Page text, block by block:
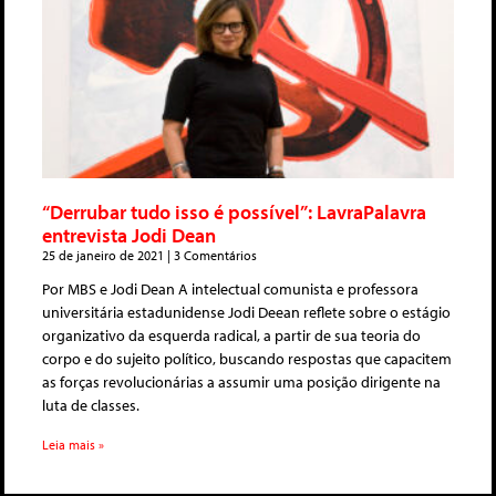
“Derrubar tudo isso é possível”: LavraPalavra
entrevista Jodi Dean
25 de janeiro de 2021 3 Comentários
Por MBS e Jodi Dean A intelectual comunista e professora
universitária estadunidense Jodi Deean reflete sobre o estágio
organizativo da esquerda radical, a partir de sua teoria do
corpo e do sujeito político, buscando respostas que capacitem
as forças revolucionárias a assumir uma posição dirigente na
luta de classes.
Leia mais »